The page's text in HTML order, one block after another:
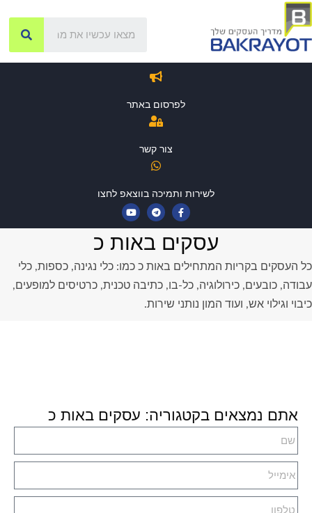
לפרסום באתר
צור קשר
לשירות ותמיכה בווצאפ לחצו
עסקים באות כ
כל העסקים בקריות המתחילים באות כ כמו: כלי נגינה, כספות, כלי
עבודה, כובעים, כירולוגיה, כל-בו, כתיבה טכנית, כרטיסים למופעים,
כיבוי וגילוי אש, ועוד המון נותני שירות.
אתם נמצאים בקטגוריה: עסקים באות כ